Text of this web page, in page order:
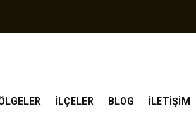
İLÇELER BLOG İLETİŞİM